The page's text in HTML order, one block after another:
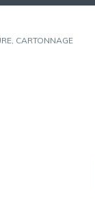
CARTONNAGE